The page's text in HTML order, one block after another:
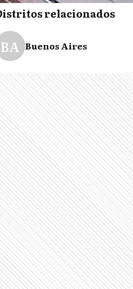
relacionados
BA Buenos Aires